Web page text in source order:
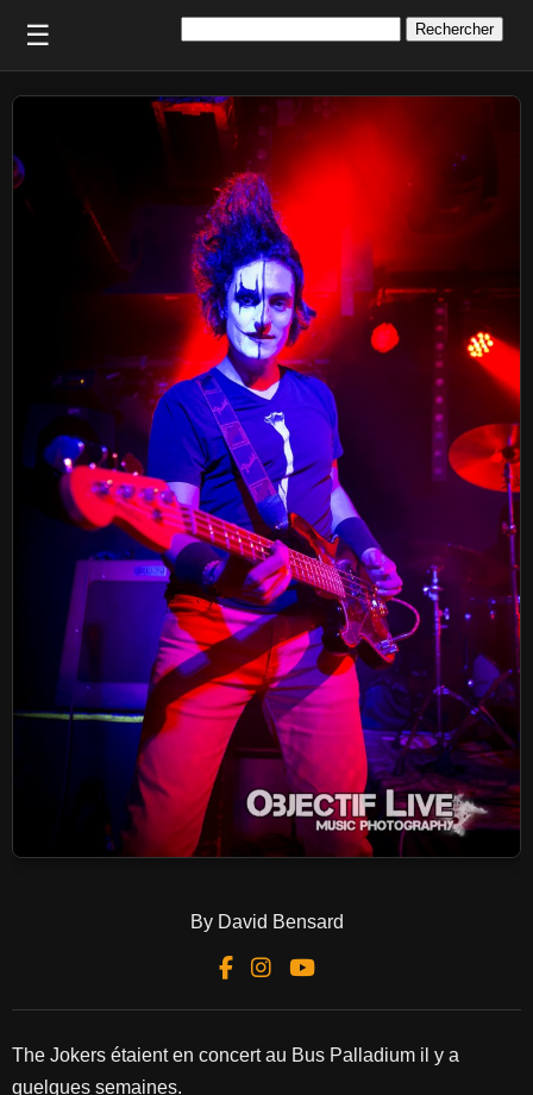
☰
By David Bensard
The Jokers étaient en concert au Bus Palladium il y a
quelques semaines.